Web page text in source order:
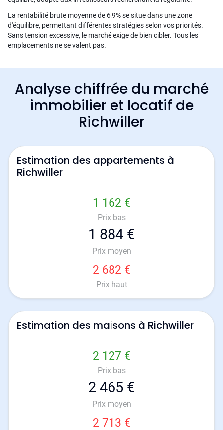
La rentabilité brute moyenne de 6,9% se situe dans une zone
d'équilibre, permettant différentes stratégies selon vos priorités.
Sans tension excessive, le marché exige de bien cibler. Tous les
emplacements ne se valent pas.
Analyse chiffrée du marché
immobilier et locatif de
Richwiller
Estimation des appartements à
Richwiller
1 162 €
Prix bas
1 884 €
Prix moyen
2 682 €
Prix haut
Estimation des maisons à Richwiller
2 127 €
Prix bas
2 465 €
Prix moyen
2 713 €